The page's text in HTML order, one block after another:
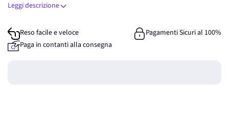
Leggi descrizione
Reso facile e veloce
Pagamenti Sicuri al 100%
Paga in contanti alla consegna